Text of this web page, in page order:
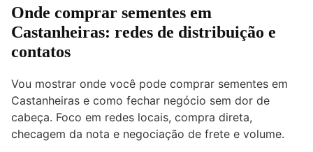
Onde comprar sementes em
Castanheiras: redes de distribuição e
contatos
Vou mostrar onde você pode comprar sementes em
Castanheiras e como fechar negócio sem dor de
cabeça. Foco em redes locais, compra direta,
checagem da nota e negociação de frete e volume.